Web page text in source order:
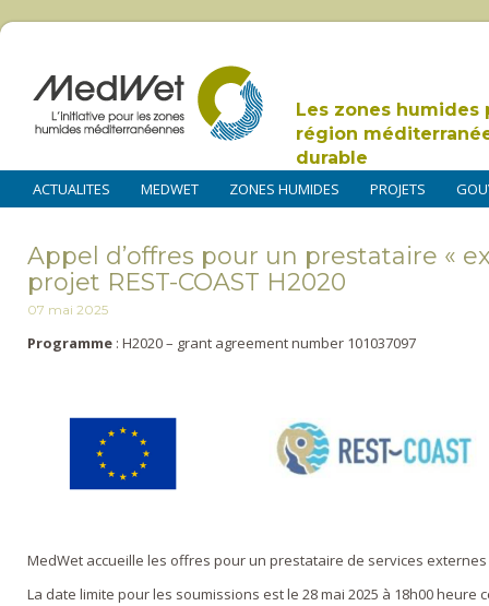
Les zones humides
région
durable
ACTUALITES MEDWET ZONES HUMIDES PROJETS
Appel d’offres pour un prestataire «
projet REST-COAST H2020
07 mai 2025
Programme : H2020 – grant agreement number 101037097
MedWet accueille les offres pour un prestataire de services externes
La date limite pour les soumissions est le 28 mai 2025 à 18h00 heure